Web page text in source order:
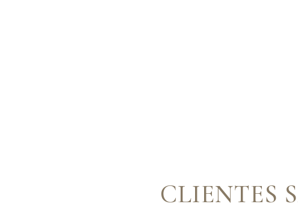
CLIENTES